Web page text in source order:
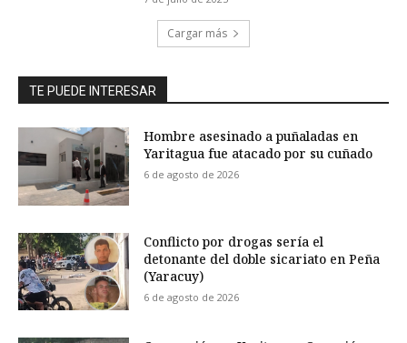
Cargar más
TE PUEDE INTERESAR
Hombre asesinado a puñaladas en
Yaritagua fue atacado por su cuñado
6 de agosto de 2026
Conflicto por drogas sería el
detonante del doble sicariato en Peña
(Yaracuy)
6 de agosto de 2026